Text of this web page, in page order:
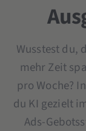
Wusstest du,
mehr Zeit
pro Woche?
du KI gezielt
Ads-